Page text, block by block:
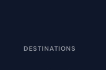
DESTINATIONS